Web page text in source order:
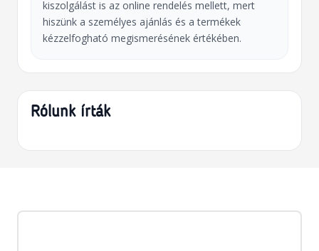
kiszolgálást is az online rendelés mellett, mert
hiszünk a személyes ajánlás és a termékek
kézzelfogható megismerésének értékében.
Rólunk írták